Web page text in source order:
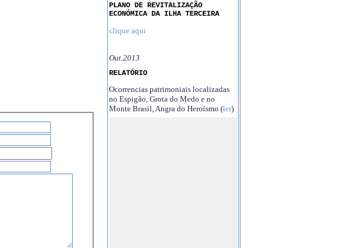
PLANO DE REVITALIZAÇÃO
ECONÓMICA DA ILHA TERCEIRA
clique aqui
Out.2013
RELATÓRIO
Ocorrencias patrimoniais localizadas
no Espigão, Grota do Medo e no
Monte Brasil, Angra do Heroísmo (ler)